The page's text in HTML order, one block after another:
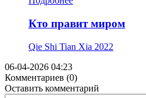
Кто правит миром
Qie Shi Tian Xia 2022
06-04-2026 04:23
Комментариев (0)
Оставить комментарий